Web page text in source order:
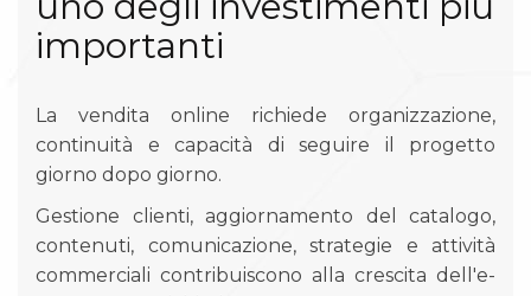
importanti
La vendita online richiede organizzazione,
continuità e capacità di seguire il progetto
giorno dopo giorno.
Gestione clienti, aggiornamento del catalogo,
contenuti, comunicazione, strategie e attività
commerciali contribuiscono alla crescita dell'e-